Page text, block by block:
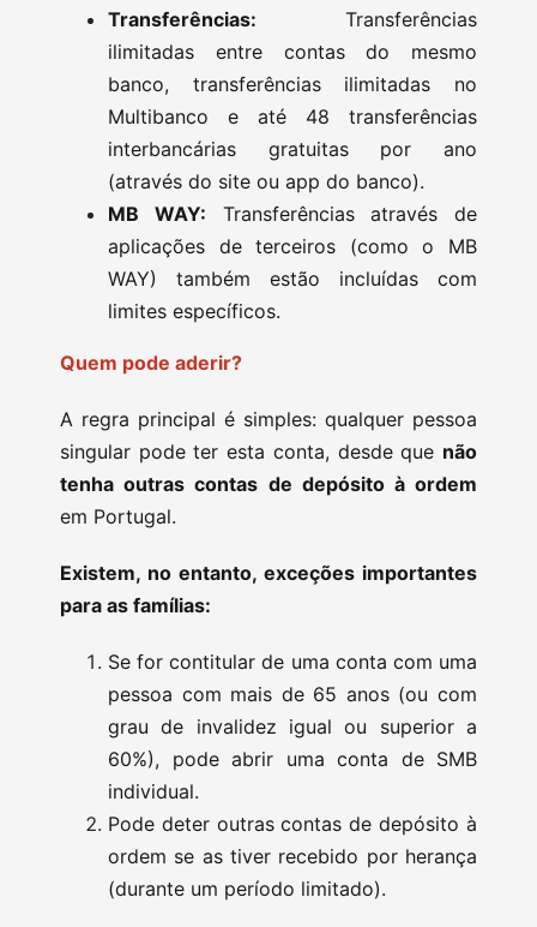
Transferências: Transferências
ilimitadas entre contas do mesmo
banco, transferências ilimitadas no
Multibanco e até 48 transferências
interbancárias gratuitas por ano
(através do site ou app do banco).
MB WAY: Transferências através de
aplicações de terceiros (como o MB
WAY) também estão incluídas com
limites específicos.
Quem pode aderir?
A regra principal é simples: qualquer pessoa
singular pode ter esta conta, desde que não
tenha outras contas de depósito à ordem
em Portugal.
Existem, no entanto, exceções importantes
para as famílias:
Se for contitular de uma conta com uma
pessoa com mais de 65 anos (ou com
grau de invalidez igual ou superior a
60%), pode abrir uma conta de SMB
individual.
Pode deter outras contas de depósito à
ordem se as tiver recebido por herança
(durante um período limitado).